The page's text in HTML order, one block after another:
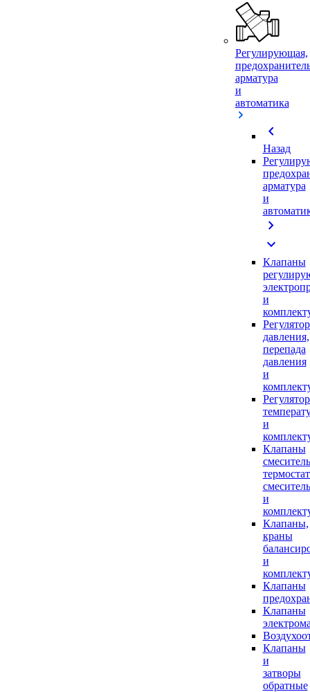
Регулирующая,
арматура
и
автоматика
chevron_left
Назад
арматура
и
chevron_right
expand_more
Клапаны
и
давления,
перепада
давления
и
и
Клапаны
и
Клапаны,
краны
и
Клапаны
Клапаны
Клапаны
и
затворы
обратные